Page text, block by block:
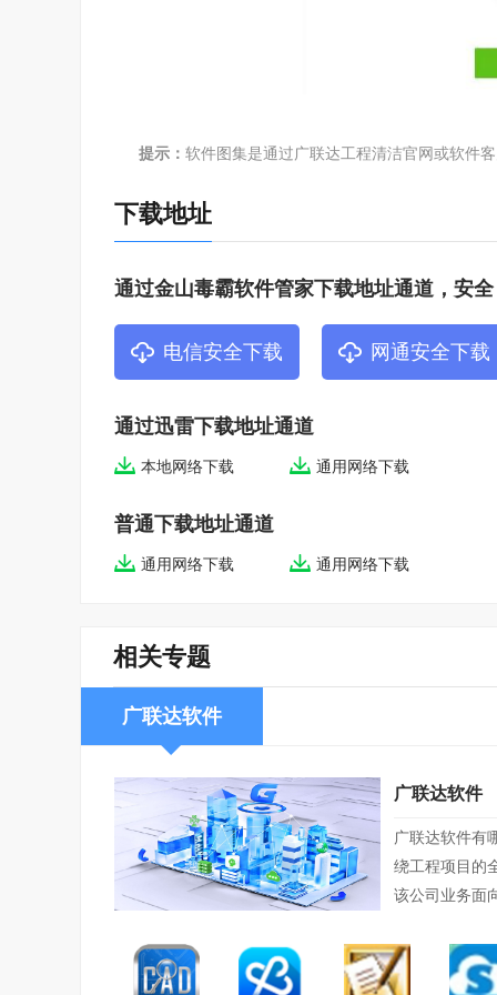
提示： 软件图集是通过广联达工程清洁官网或软件
下载地址
通过金山毒霸软件管家下载地址通道，安
电信安全下载 网通安全下载
通过迅雷下载地址通道
本地网络下载 通用网络下载
普通下载地址通道
通用网络下载 通用网络下载
相关专题
广联达软件
广联达软件
广联达软件有
绕工程项目的
该公司业务面